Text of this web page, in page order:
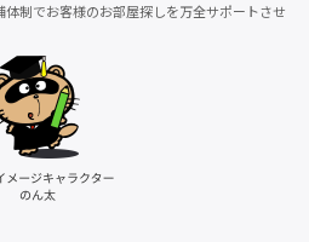
制でお客様のお部屋探しを万全サポートさせ